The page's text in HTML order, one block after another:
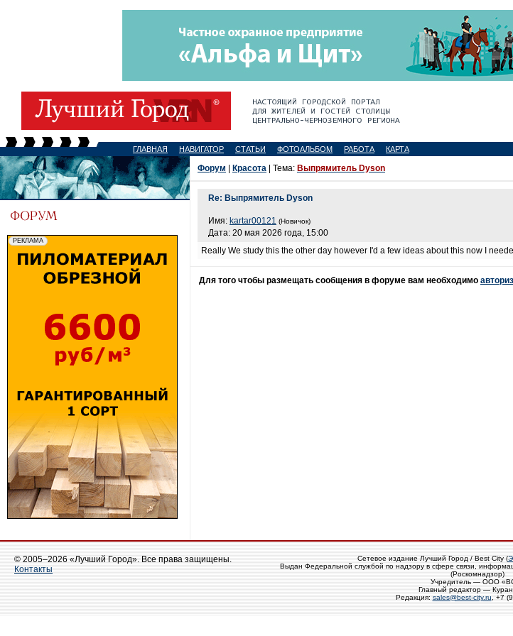
ГЛАВНАЯ НАВИГАТОР СТАТЬИ ФОТОАЛЬБОМ РАБОТА КАРТА
Форум Красота | Тема: Выпрямитель Dyson
Re: Выпрямитель Dyson
Имя: kartar00121 (Новичок)
Дата: 20 мая 2026 года, 15:00
Really We study this the other day however I'd a few ideas about this now I
Для того чтобы размещать сообщения в форуме вам необходимо
© 2005–2026 «Лучший Город». Все права защищены.
Контакты
Сетевое издание Лучший Город / Best City (
Выдан Федеральной службой по надзору в сфере связи,
(Роскомнадзор)
Учредитель — ООО
Главный редактор —
Редакция: sales@best-city.ru , +7